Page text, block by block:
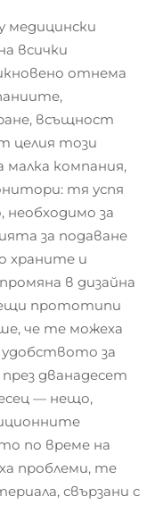
медицински
всички
отнема
всъщност
целия този
малка компания,
тя успя
необходимо за
за подаване
храните и
в дизайна
прототипи
че те можеха
за
дванадесет
— нещо,
по време на
проблеми, те
свързани с